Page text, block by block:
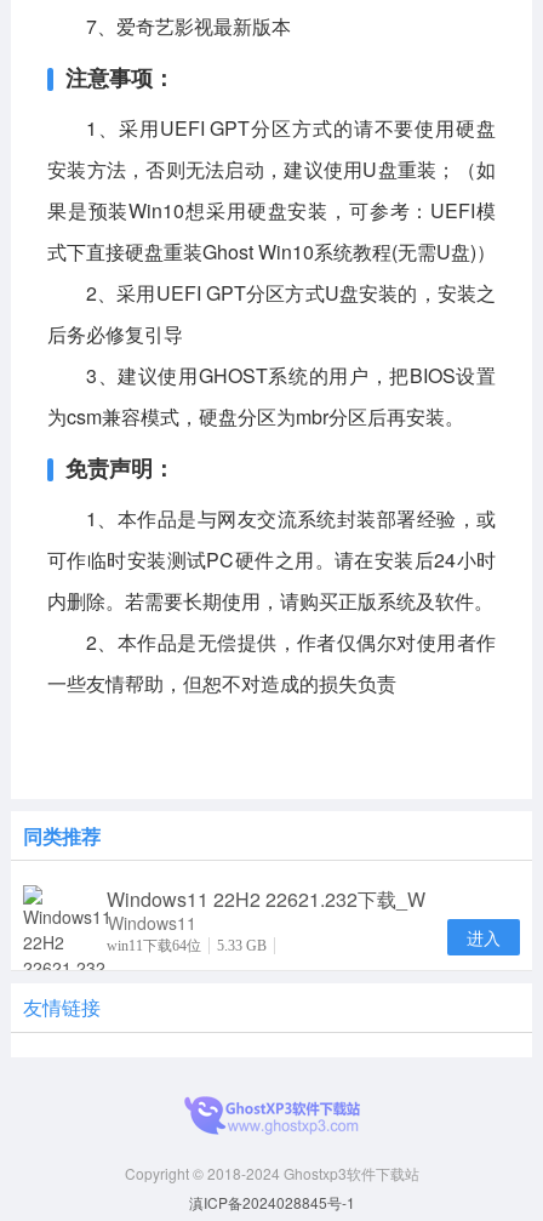
7、爱奇艺影视最新版本
注意事项：
1、采用UEFI GPT分区方式的请不要使用硬盘
安装方法，否则无法启动，建议使用U盘重装；（如
果是预装Win10想采用硬盘安装，可参考：UEFI模
式下直接硬盘重装Ghost Win10系统教程(无需U盘)）
2、采用UEFI GPT分区方式U盘安装的，安装之
后务必修复引导
3、建议使用GHOST系统的用户，把BIOS设置
为csm兼容模式，硬盘分区为mbr分区后再安装。
免责声明：
1、本作品是与网友交流系统封装部署经验，或
可作临时安装测试PC硬件之用。请在安装后24小时
内删除。若需要长期使用，请购买正版系统及软件。
2、本作品是无偿提供，作者仅偶尔对使用者作
一些友情帮助，但恕不对造成的损失负责
同类推荐
Windows11 22H2 22621.232下载_W
Windows11
22H2
win11下载64位 5.33 GB 进入
友情链接
Copyright © 2018-2024 Ghostxp3软件下载站
滇ICP备2024028845号-1